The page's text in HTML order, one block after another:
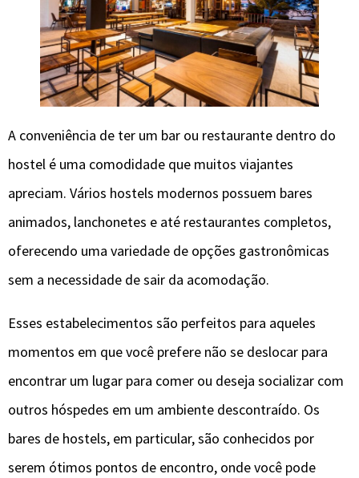
A conveniência de ter um bar ou restaurante dentro do
hostel é uma comodidade que muitos viajantes
apreciam. Vários hostels modernos possuem bares
animados, lanchonetes e até restaurantes completos,
oferecendo uma variedade de opções gastronômicas
sem a necessidade de sair da acomodação.
Esses estabelecimentos são perfeitos para aqueles
momentos em que você prefere não se deslocar para
encontrar um lugar para comer ou deseja socializar com
outros hóspedes em um ambiente descontraído. Os
bares de hostels, em particular, são conhecidos por
serem ótimos pontos de encontro, onde você pode